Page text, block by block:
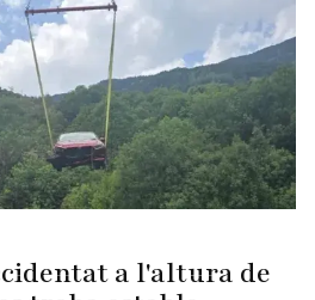
a l'altura de